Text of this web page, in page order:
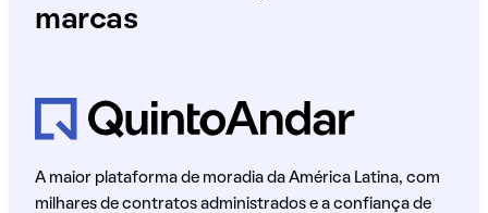
marcas
A maior plataforma de moradia da América Latina, com
milhares de contratos administrados e a confiança de